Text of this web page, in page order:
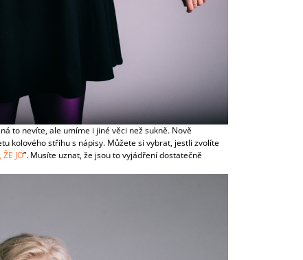
to nevíte, ale umíme i jiné věci než sukně. Nově
kolového střihu s nápisy. Můžete si vybrat, jestli zvolíte
ŽE JO”. Musíte uznat, že jsou to vyjádření dostatečně